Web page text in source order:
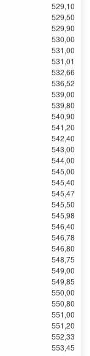
529,10
529,50
529,90
530,00
531,00
531,01
532,66
536,52
539,00
539,80
540,90
541,20
542,40
543,00
544,00
545,00
545,40
545,47
545,50
545,98
546,40
546,78
546,80
548,75
549,00
549,85
550,00
550,80
551,00
551,20
552,33
553,45